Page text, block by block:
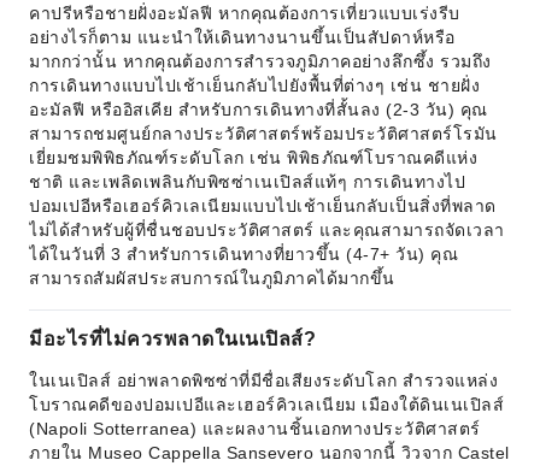
คาปรีหรือชายฝั่งอะมัลฟี หากคุณต้องการเที่ยวแบบเร่งรีบ
อย่างไรก็ตาม แนะนำให้เดินทางนานขึ้นเป็นสัปดาห์หรือ
มากกว่านั้น หากคุณต้องการสำรวจภูมิภาคอย่างลึกซึ้ง รวมถึง
การเดินทางแบบไปเช้าเย็นกลับไปยังพื้นที่ต่างๆ เช่น ชายฝั่ง
อะมัลฟี หรืออิสเคีย สำหรับการเดินทางที่สั้นลง (2-3 วัน) คุณ
สามารถชมศูนย์กลางประวัติศาสตร์พร้อมประวัติศาสตร์โรมัน
เยี่ยมชมพิพิธภัณฑ์ระดับโลก เช่น พิพิธภัณฑ์โบราณคดีแห่ง
ชาติ และเพลิดเพลินกับพิซซ่าเนเปิลส์แท้ๆ การเดินทางไป
ปอมเปอีหรือเฮอร์คิวเลเนียมแบบไปเช้าเย็นกลับเป็นสิ่งที่พลาด
ไม่ได้สำหรับผู้ที่ชื่นชอบประวัติศาสตร์ และคุณสามารถจัดเวลา
ได้ในวันที่ 3 สำหรับการเดินทางที่ยาวขึ้น (4-7+ วัน) คุณ
สามารถสัมผัสประสบการณ์ในภูมิภาคได้มากขึ้น
มีอะไรที่ไม่ควรพลาดในเนเปิลส์?
ในเนเปิลส์ อย่าพลาดพิซซ่าที่มีชื่อเสียงระดับโลก สำรวจแหล่ง
โบราณคดีของปอมเปอีและเฮอร์คิวเลเนียม เมืองใต้ดินเนเปิลส์
(Napoli Sotterranea) และผลงานชิ้นเอกทางประวัติศาสตร์
ภายใน Museo Cappella Sansevero นอกจากนี้ วิวจาก Castel